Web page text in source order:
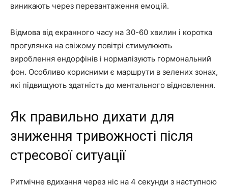
виникають через перевантаження емоцій.
Відмова від екранного часу на 30-60 хвилин і коротка
прогулянка на свіжому повітрі стимулюють
вироблення ендорфінів і нормалізують гормональний
фон. Особливо корисними є маршрути в зелених зонах,
які підвищують здатність до ментального відновлення.
Як правильно дихати для
зниження тривожності після
стресової ситуації
Ритмічне вдихання через ніс на 4 секунди з наступною